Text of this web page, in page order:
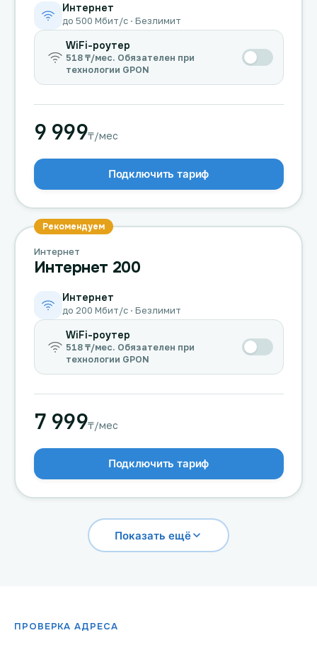
Интернет
до 500 Мбит/с · Безлимит
WiFi-роутер
518 ₸/мес. Обязателен при
технологии GPON
9 999₸/мес
Подключить тариф
Рекомендуем
Интернет
Интернет 200
Интернет
до 200 Мбит/с · Безлимит
WiFi-роутер
518 ₸/мес. Обязателен при
технологии GPON
7 999₸/мес
Подключить тариф
Показать ещё
ПРОВЕРКА АДРЕСА